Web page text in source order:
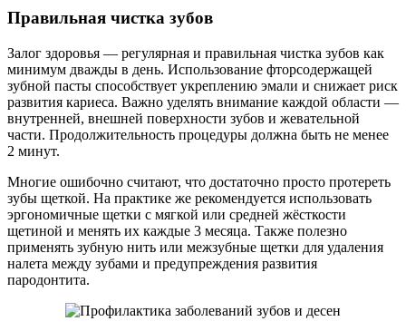
Правильная чистка зубов
Залог здоровья — регулярная и правильная чистка зубов как
минимум дважды в день. Использование фторсодержащей
зубной пасты способствует укреплению эмали и снижает риск
развития кариеса. Важно уделять внимание каждой области —
внутренней, внешней поверхности зубов и жевательной
части. Продолжительность процедуры должна быть не менее
2 минут.
Многие ошибочно считают, что достаточно просто протереть
зубы щеткой. На практике же рекомендуется использовать
эргономичные щетки с мягкой или средней жёсткости
щетиной и менять их каждые 3 месяца. Также полезно
применять зубную нить или межзубные щетки для удаления
налета между зубами и предупреждения развития
пародонтита.